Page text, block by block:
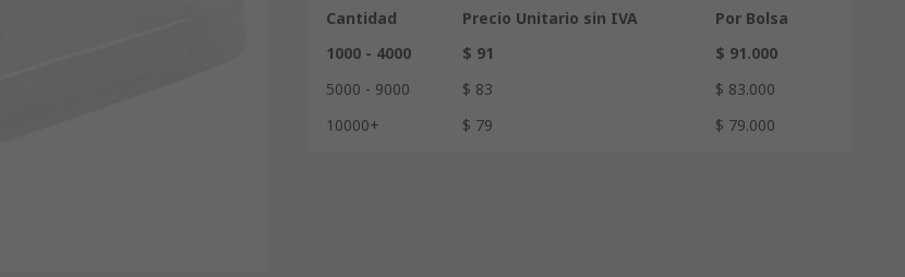
Cantidad Precio Unitario sin IVA
Por Bolsa
1000 - 4000
$ 91
$ 91.000
5000 - 9000
$ 83
$ 83.000
10000+
$ 79 $ 79.000